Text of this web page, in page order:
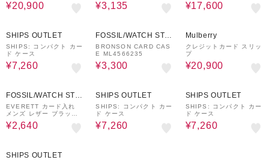
¥20,900 ¥3,135 ¥17,600
SHIPS OUTLET
SHIPS: コンパクト カー
ド ケース
¥7,260
FOSSIL/WATCH STAT
ION INTERNATIONAL
BRONSON CARD CAS
E ML4566235
¥3,300
Mulberry
クレジットカード スリッ
プ
¥20,900
FOSSIL/WATCH STAT
ION INTERNATIONAL
EVERETT カード入れ
メンズ レザー ブラック
ML4398001
¥2,640
SHIPS OUTLET
SHIPS: コンパクト カー
ド ケース
¥7,260
SHIPS OUTLET
SHIPS: コンパクト カー
ド ケース
¥7,260
SHIPS OUTLET